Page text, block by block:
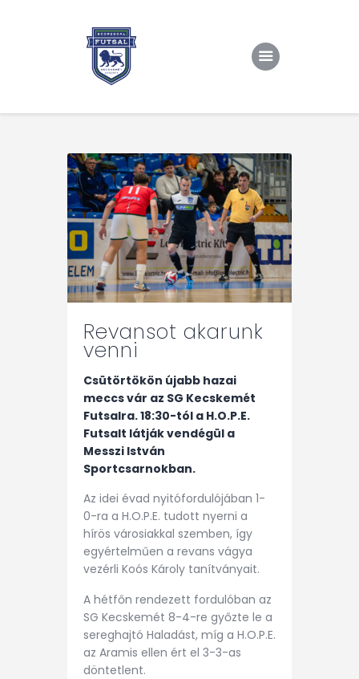
Rólunk/TAO
Eredmények, csapat
Hírek
Kapcsolat
Revansot akarunk
venni
Csütörtökön újabb hazai
meccs vár az SG Kecskemét
Futsalra. 18:30-tól a H.O.P.E.
Futsalt látják vendégül a
Messzi István
Sportcsarnokban.
Az idei évad nyitófordulójában 1-
0-ra a H.O.P.E. tudott nyerni a
hírös városiakkal szemben, így
egyértelműen a revans vágya
vezérli Koós Károly tanítványait.
A hétfőn rendezett fordulóban az
SG Kecskemét 8-4-re győzte le a
sereghajtó Haladást, míg a H.O.P.E.
az Aramis ellen ért el 3-3-as
döntetlent.